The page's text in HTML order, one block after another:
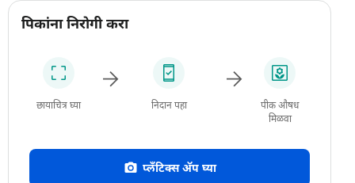
पिकांना निरोगी करा
छायाचित्र घ्या निदान पहा
पीक औषध
मिळवा
प्लँटिक्स अ‍ॅप घ्या